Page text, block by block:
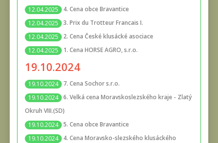
12.04.2025
4. Cena obce Bravantice
12.04.2025
3. Prix du Trotteur Francais I.
12.04.2025
2. Cena České klusácké asociace
12.04.2025
1. Cena HORSE AGRO, s.r.o.
19.10.2024
19.10.2024
7. Cena Sochor s.r.o.
19.10.2024 6. Velká cena Moravskoslezského kraje - Zlatý
Okruh VIII.(SD)
19.10.2024 5. Cena obce Bravantice
19.10.2024
4. Cena Moravsko-slezského klusáckého